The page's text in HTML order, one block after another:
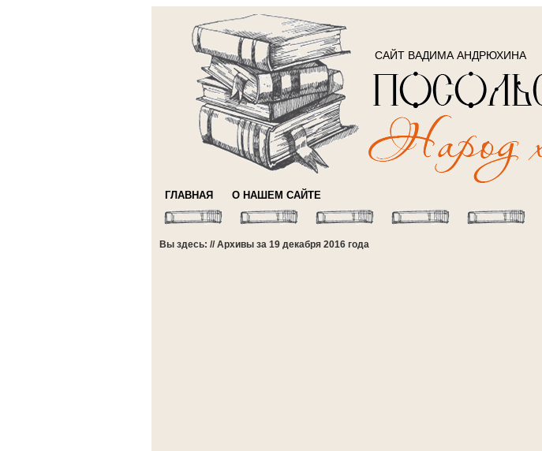
САЙТ ВАДИМА АНДРЮХИНА
ГЛАВНАЯ О НАШЕМ САЙТЕ
Вы здесь: // Архивы за 19 декабря 2016 года